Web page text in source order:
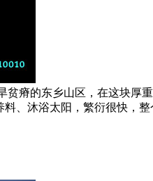
的东乡山区，在这块厚重
、沐浴太阳，繁衍很快，